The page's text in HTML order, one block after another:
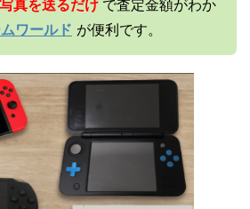
真を送るだけ で査定金額がわか
ワールド が便利です。